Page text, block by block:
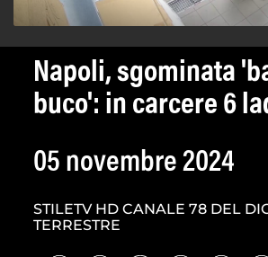
Napoli, sgominata
buco': in carcere 6
05 novembre 2024
STILETV HD CANALE 78 DEL
TERRESTRE